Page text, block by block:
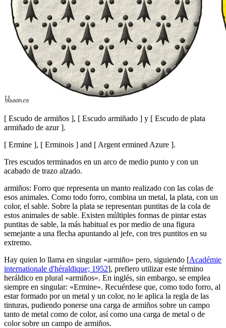
[ Escudo de armiños ], [ Escudo armiñado ] y [ Escudo de plata
armiñado de azur].
[ Ermine ], [ Erminois ] and [ Argent ermined Azure ].
Tres escudos terminados en un arco de medio punto y con un
acabado de trazo alzado.
armiños: Forro que representa un manto realizado con las colas de
esos animales. Como todo forro, combina un metal, la plata, con un
color, el sable. Sobre la plata se representan puntitas de la cola de
estos animales de sable. Existen múltiples formas de pintar estas
puntitas de sable, la más habitual es por medio de una figura
semejante a una flecha apuntando al jefe, con tres puntitos en su
extremo.
Hay quien lo llama en singular «armiño» pero, siguiendo [Académie
internationale d'héraldique; 1952], prefiero utilizar este término
heráldico en plural «armiños». En inglés, sin embargo, se emplea
siempre en singular: «Ermine». Recuérdese que, como todo forro, al
estar formado por un metal y un color, no le aplica la regla de las
tinturas, pudiendo ponerse una carga de armiños sobre un campo
tanto de metal como de color, así como una carga de metal o de
color sobre un campo de armiños.